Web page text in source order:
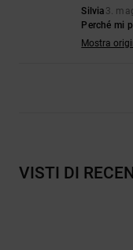
Silvia 3.
Perché mi
Mostra
VISTI DI